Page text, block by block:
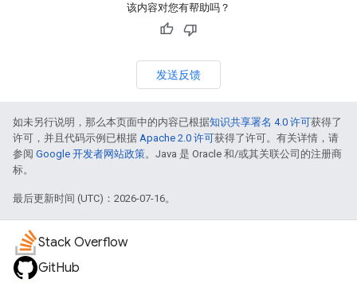
该内容对您有帮助吗？
发送反馈
如未另行说明，那么本页面中的内容已根据知识共享署名 4.0 许可获得了
许可，并且代码示例已根据 Apache 2.0 许可获得了许可。有关详情，请
参阅 Google 开发者网站政策。Java 是 Oracle 和/或其关联公司的注册商
标。
最后更新时间 (UTC)：2026-07-16。
Stack Overflow
GitHub